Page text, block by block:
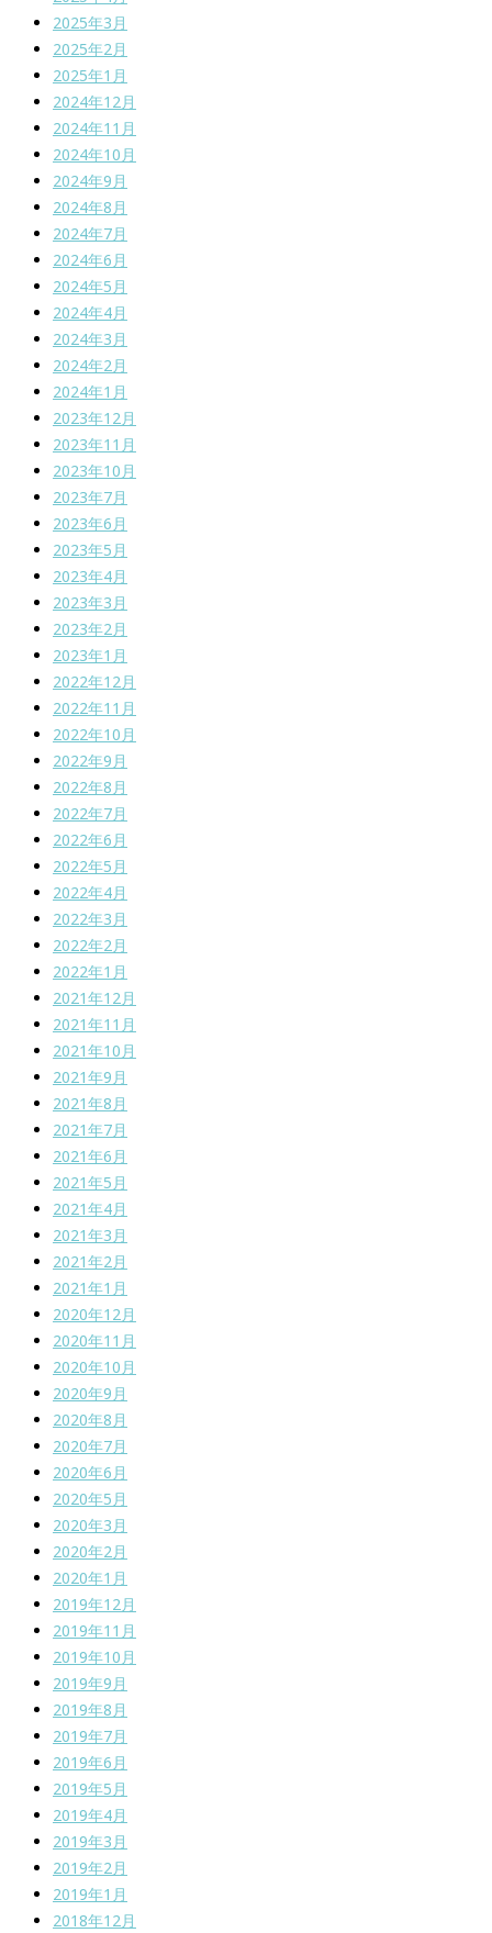
2025年3月
2025年2月
2025年1月
2024年12月
2024年11月
2024年10月
2024年9月
2024年8月
2024年7月
2024年6月
2024年5月
2024年4月
2024年3月
2024年2月
2024年1月
2023年12月
2023年11月
2023年10月
2023年7月
2023年6月
2023年5月
2023年4月
2023年3月
2023年2月
2023年1月
2022年12月
2022年11月
2022年10月
2022年9月
2022年8月
2022年7月
2022年6月
2022年5月
2022年4月
2022年3月
2022年2月
2022年1月
2021年12月
2021年11月
2021年10月
2021年9月
2021年8月
2021年7月
2021年6月
2021年5月
2021年4月
2021年3月
2021年2月
2021年1月
2020年12月
2020年11月
2020年10月
2020年9月
2020年8月
2020年7月
2020年6月
2020年5月
2020年3月
2020年2月
2020年1月
2019年12月
2019年11月
2019年10月
2019年9月
2019年8月
2019年7月
2019年6月
2019年5月
2019年4月
2019年3月
2019年2月
2019年1月
2018年12月